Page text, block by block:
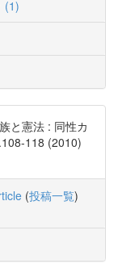
(1)
と憲法 : 同性カ
118 (2010)
(投稿一覧)